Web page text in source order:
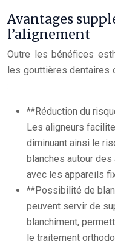
Avantages
l’alignement
Outre les bénéfices
les gouttières dentaires
:
**Réduction du
Les aligneurs
diminuant ainsi le
blanches autour
avec les appareils
**Possibilité de
peuvent servir de
blanchiment,
le traitement